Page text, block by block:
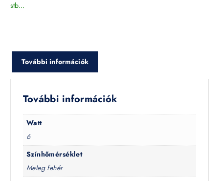
stb...
További információk
További információk
Watt
6
Színhőmérséklet
Meleg fehér